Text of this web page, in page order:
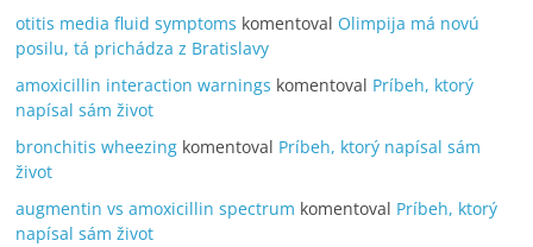
otitis media fluid symptoms komentoval Olimpija má novú
posilu, tá prichádza z Bratislavy
amoxicillin interaction warnings komentoval Príbeh, ktorý
napísal sám život
bronchitis wheezing komentoval Príbeh, ktorý napísal sám
život
augmentin vs amoxicillin spectrum komentoval Príbeh, ktorý
napísal sám život